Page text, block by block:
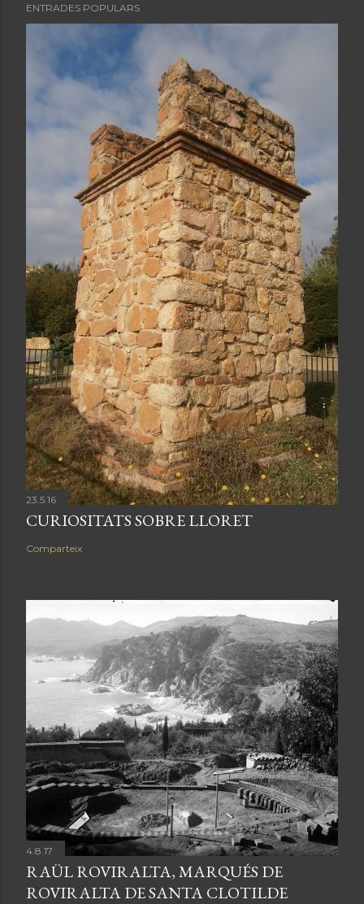
ENTRADES POPULARS
23.5.16
CURIOSITATS SOBRE LLORET
Comparteix
4.8.17
RAÜL ROVIRALTA, MARQUÉS DE
ROVIRALTA DE SANTA CLOTILDE